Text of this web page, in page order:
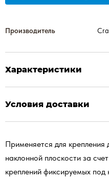
Производитель
Характеристики
Условия доставки
Применяется для
наклонной плоскости за
креплений фиксируемых